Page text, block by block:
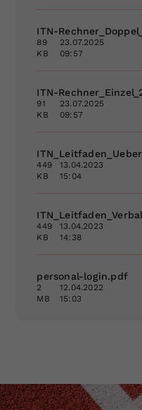
ITN-
89
KB
23.07.2025
09:57
ITN-
91
KB
23.07.2025
09:57
449
KB
13.04.2023
15:04
449
KB
13.04.2023
14:38
personal-login.pdf
2
MB
12.04.2022
15:03
zufällig
hat.